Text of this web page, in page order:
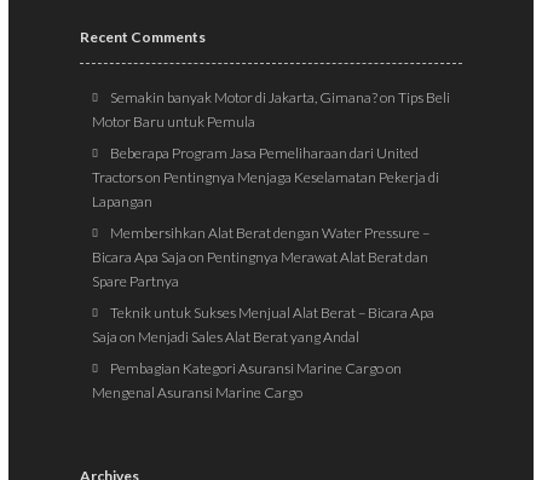
Recent Comments
Semakin banyak Motor di Jakarta, Gimana?onTips Beli
Motor Baru untuk Pemula
Beberapa Program Jasa Pemeliharaan dari United
Tractorson Pentingnya Menjaga Keselamatan Pekerja di
Lapangan
Membersihkan Alat Berat dengan Water Pressure –
Bicara Apa Saja on Pentingnya Merawat Alat Berat dan
Spare Partnya
Teknik untuk Sukses Menjual Alat Berat – Bicara Apa
Saja on Menjadi Sales Alat Berat yang Andal
Pembagian Kategori Asuransi Marine Cargoon
Mengenal Asuransi Marine Cargo
Archives